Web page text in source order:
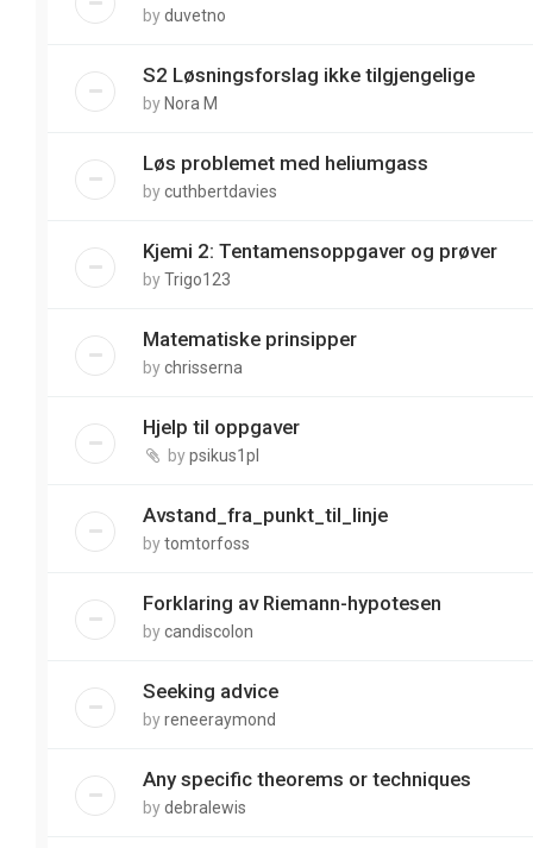
byduvetno
S2 Løsningsforslag ikke tilgjengelige
by Nora M
Løs problemet med heliumgass
bycuthbertdavies
Kjemi 2: Tentamensoppgaver og prøver
byTrigo123
Matematiske prinsipper
bychrisserna
Hjelp til oppgaver
bypsikus1pl
Avstand_fra_punkt_til_linje
bytomtorfoss
Forklaring av Riemann-hypotesen
bycandiscolon
Seeking advice
byreneeraymond
Any specific theorems or techniques
bydebralewis